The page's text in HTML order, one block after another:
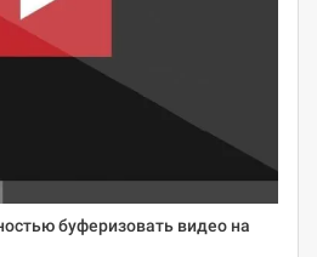
буферизовать видео на